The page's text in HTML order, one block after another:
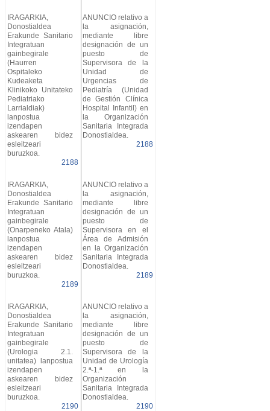
IRAGARKIA,
Donostialdea
Erakunde Sanitario
Integratuan
gainbegirale
(Haurren
Ospitaleko
Kudeaketa
Klinikoko Unitateko
Pediatriako
Larrialdiak)
lanpostua
izendapen
askearen bidez
esleitzeari
buruzkoa.
2188
ANUNCIO relativo a
la asignación,
mediante libre
designación de un
puesto de
Supervisora de la
Unidad de
Urgencias de
Pediatría (Unidad
de Gestión Clínica
Hospital Infantil) en
la Organización
Sanitaria Integrada
Donostialdea.
2188
IRAGARKIA,
Donostialdea
Erakunde Sanitario
Integratuan
gainbegirale
(Onarpeneko Atala)
lanpostua
izendapen
askearen bidez
esleitzeari
buruzkoa.
2189
ANUNCIO relativo a
la asignación,
mediante libre
designación de un
puesto de
Supervisora en el
Área de Admisión
en la Organización
Sanitaria Integrada
Donostialdea.
2189
IRAGARKIA,
Donostialdea
Erakunde Sanitario
Integratuan
gainbegirale
(Urologia 2.1.
unitatea) lanpostua
izendapen
askearen bidez
esleitzeari
buruzkoa.
2190
ANUNCIO relativo a
la asignación,
mediante libre
designación de un
puesto de
Supervisora de la
Unidad de Urología
2.ª-1.ª en la
Organización
Sanitaria Integrada
Donostialdea.
2190